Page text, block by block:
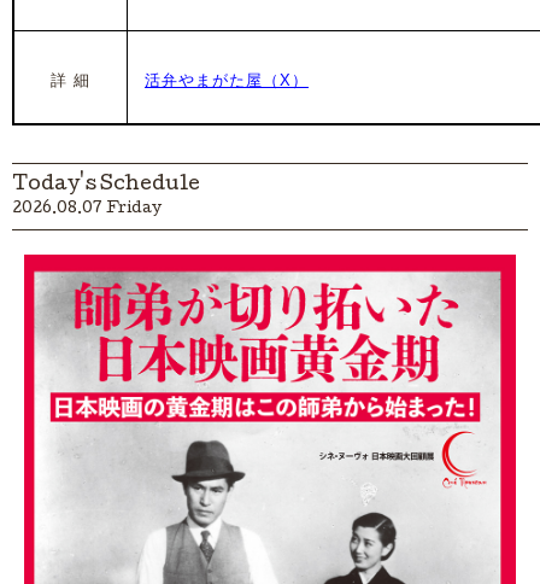
詳 細 活弁やまがた屋（X）
Today's Schedule
2026.08.07 Friday